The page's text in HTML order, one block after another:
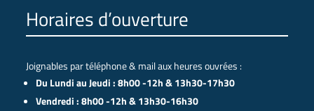
Horaires d’ouverture
Joignables par téléphone & mail aux heures ouvrées :
Du Lundi au Jeudi : 8h00 -12h & 13h30-17h30
Vendredi : 8h00 -12h & 13h30-16h30